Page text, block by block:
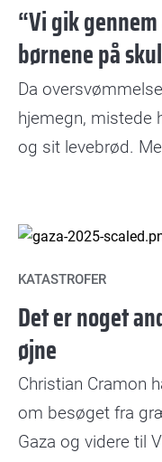
“Vi gik
børnene på
Da
hjemegn, mistede
og sit levebrød.
KATASTROFER
Det er noget
øjne
Christian Cramon
om besøget fra
Gaza og videre til